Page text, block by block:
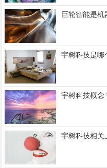
巨轮智能是机
宇树科技是哪
宇树科技概念
宇树科技相关